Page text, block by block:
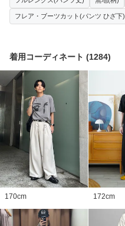
フレア・ブーツカット(パンツ ひざ下)
着用コーディネート (1284)
170cm 172cm